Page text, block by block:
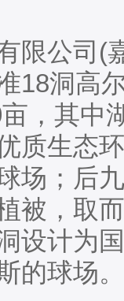
限公司(
18洞高
，其中
质生态
场；后
被，取
设计为
的球场。